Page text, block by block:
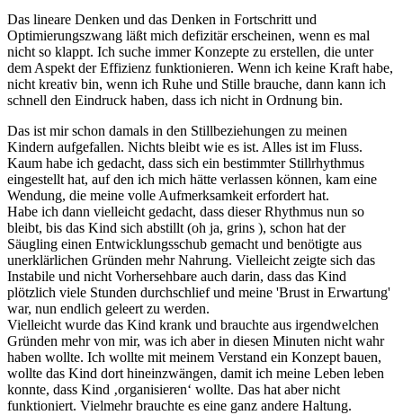
Das lineare Denken und das Denken in Fortschritt und
Optimierungszwang läßt mich defizitär erscheinen, wenn es mal
nicht so klappt. Ich suche immer Konzepte zu erstellen, die unter
dem Aspekt der Effizienz funktionieren. Wenn ich keine Kraft habe,
nicht kreativ bin, wenn ich Ruhe und Stille brauche, dann kann ich
schnell den Eindruck haben, dass ich nicht in Ordnung bin.
Das ist mir schon damals in den Stillbeziehungen zu meinen
Kindern aufgefallen. Nichts bleibt wie es ist. Alles ist im Fluss.
Kaum habe ich gedacht, dass sich ein bestimmter Stillrhythmus
eingestellt hat, auf den ich mich hätte verlassen können, kam eine
Wendung, die meine volle Aufmerksamkeit erfordert hat.
Habe ich dann vielleicht gedacht, dass dieser Rhythmus nun so
bleibt, bis das Kind sich abstillt (oh ja, grins ), schon hat der
Säugling einen Entwicklungsschub gemacht und benötigte aus
unerklärlichen Gründen mehr Nahrung. Vielleicht zeigte sich das
Instabile und nicht Vorhersehbare auch darin, dass das Kind
plötzlich viele Stunden durchschlief und meine 'Brust in Erwartung'
war, nun endlich geleert zu werden.
Vielleicht wurde das Kind krank und brauchte aus irgendwelchen
Gründen mehr von mir, was ich aber in diesen Minuten nicht wahr
haben wollte. Ich wollte mit meinem Verstand ein Konzept bauen,
wollte das Kind dort hineinzwängen, damit ich meine Leben leben
konnte, dass Kind ‚organisieren‘ wollte. Das hat aber nicht
funktioniert. Vielmehr brauchte es eine ganz andere Haltung.